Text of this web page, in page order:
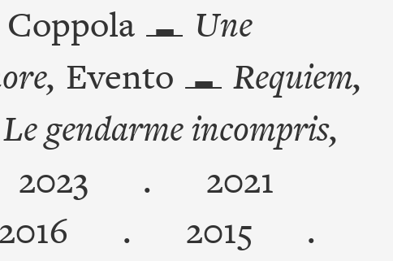
Une
Evento
Requiem,
Le gendarme incompris,
2023 .
2021
2016 . 2015
.